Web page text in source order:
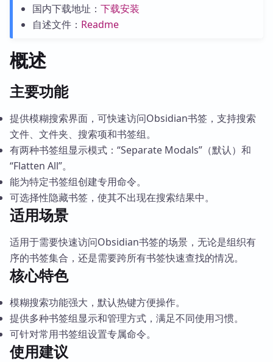
国内下载地址： 下载安装
自述文件： Readme
概述
主要功能
提供模糊搜索界面，可快速访问Obsidian书签，支持搜索
文件、文件夹、搜索项和书签组。
有两种书签组显示模式：“Separate Modals”（默认）和
“Flatten All”。
能为特定书签组创建专用命令。
可选择性隐藏书签，使其不出现在搜索结果中。
适用场景
适用于需要快速访问Obsidian书签的场景，无论是组织有
序的书签集合，还是需要跨所有书签快速查找的情况。
核心特色
模糊搜索功能强大，默认热键方便操作。
提供多种书签组显示和管理方式，满足不同使用习惯。
可针对常用书签组设置专属命令。
使用建议